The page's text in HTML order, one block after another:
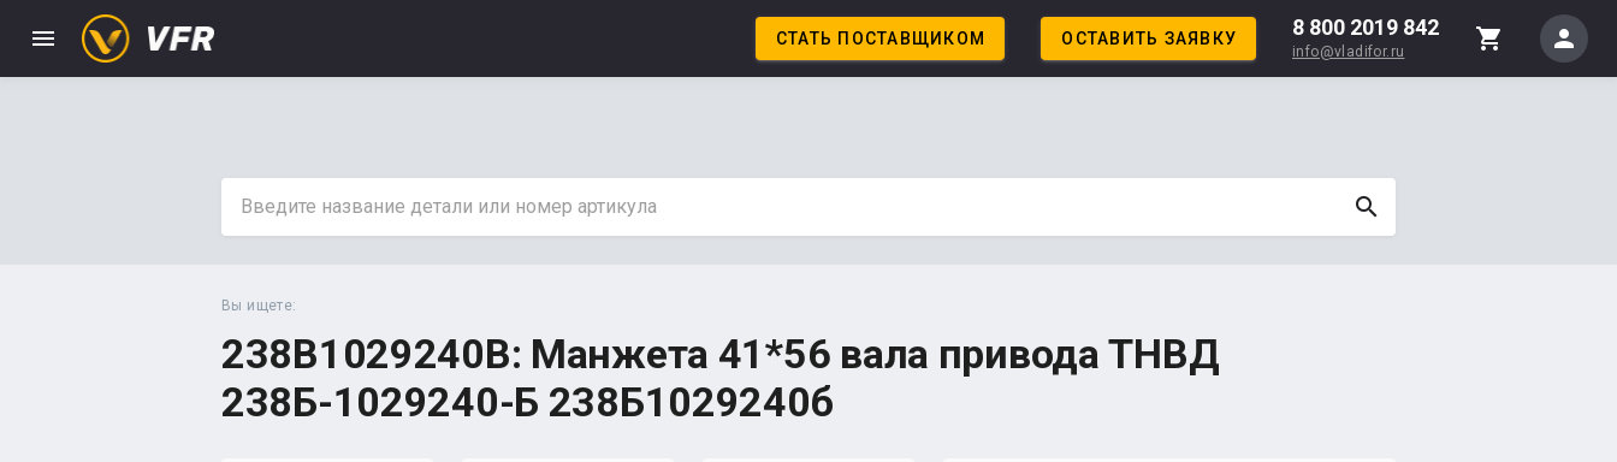
menu СТАТЬ ПОСТАВЩИКОМ ОСТАВИТЬ ЗАЯВКУ 8 800 2019 842
info@vladifor.ru shopping_cart person
search
Вы ищете:
238B1029240B: Манжета 41*56 вала привода ТНВД
238Б-1029240-Б 238Б1029240б